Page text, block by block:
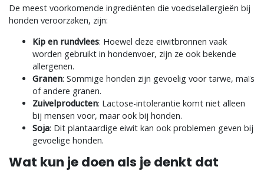
De meest voorkomende ingrediënten die voedselallergieën bij
honden veroorzaken, zijn:
Kip en rundvlees: Hoewel deze eiwitbronnen vaak
worden gebruikt in hondenvoer, zijn ze ook bekende
allergenen.
Granen: Sommige honden zijn gevoelig voor tarwe, maïs
of andere granen.
Zuivelproducten: Lactose-intolerantie komt niet alleen
bij mensen voor, maar ook bij honden.
Soja: Dit plantaardige eiwit kan ook problemen geven bij
gevoelige honden.
Wat kun je doen als je denkt dat